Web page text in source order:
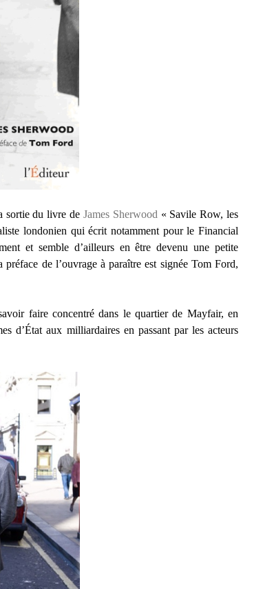
sortie du livre de James Sherwood « Savile Row, les
londonien qui écrit notamment pour le Financial
et semble d’ailleurs en être devenu une petite
de l’ouvrage à paraître est signée Tom Ford,
faire concentré dans le quartier de Mayfair, en
d’État aux milliardaires en passant par les acteurs